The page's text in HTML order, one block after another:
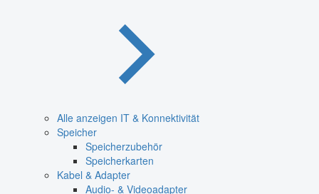
Alle anzeigen IT & Konnektivität
Speicher
Speicherzubehör
Speicherkarten
Kabel & Adapter
Audio- & Videoadapter